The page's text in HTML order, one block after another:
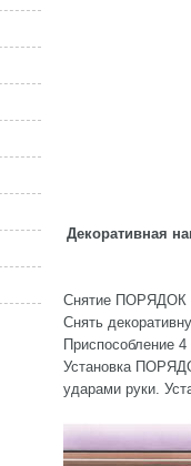
Декоративная
Снятие ПОРЯДОК
Снять
Приспособление
Установка
ударами руки.